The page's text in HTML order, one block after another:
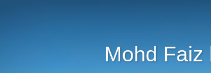
Mohd Faiz